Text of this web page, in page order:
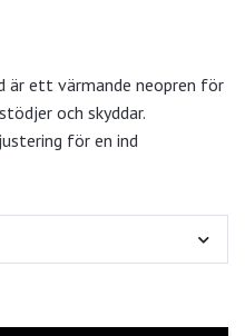
är ett värmande neopren för
och skyddar.
för en ind